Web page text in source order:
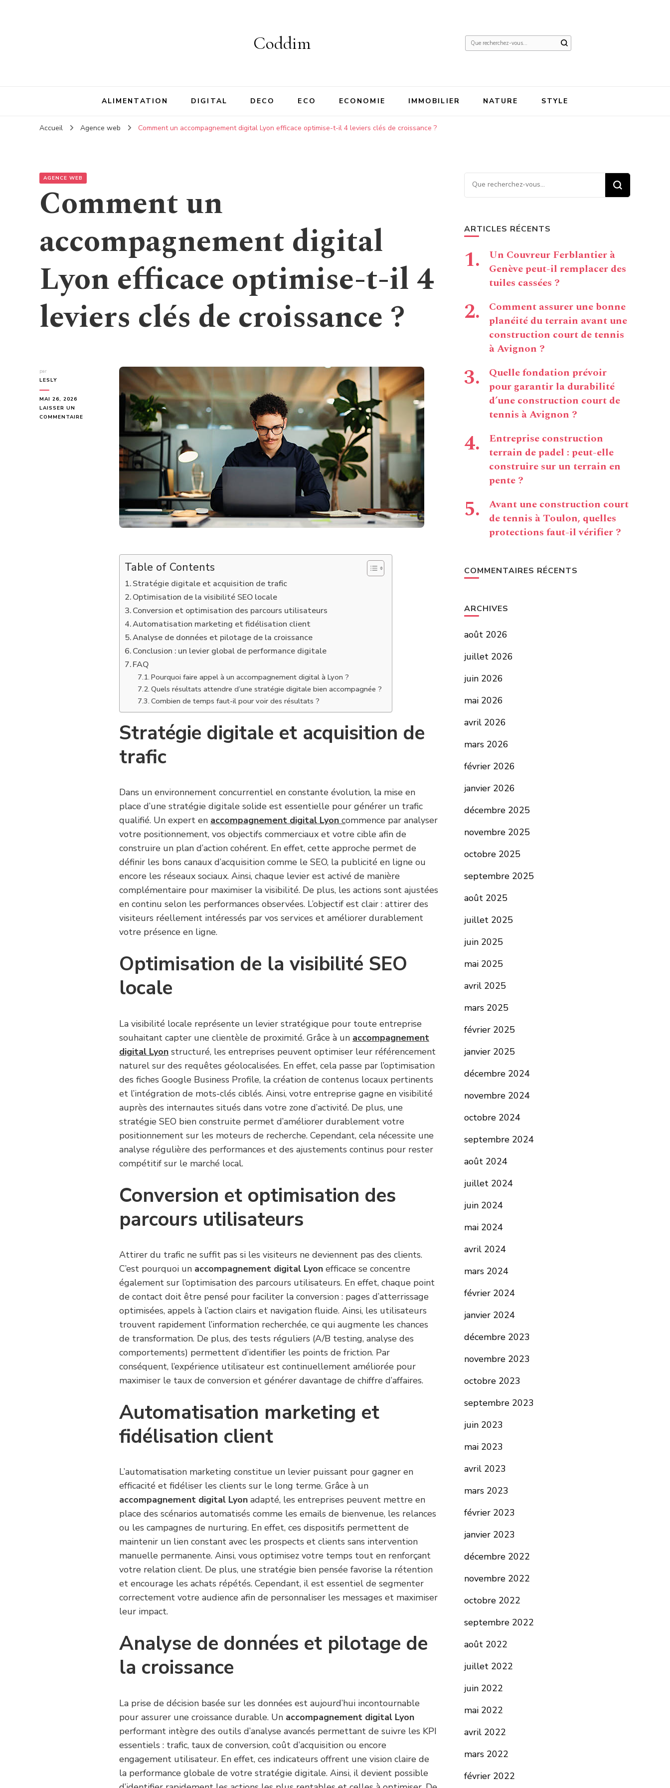
Coddim
Vous
ALIMENTATION DIGITAL DECO ECO ECONOMIE IMMOBILIER NATURE STYLE
Accueil Agence web Comment un accompagnement digital Lyon efficace optimise-t-il 4 leviers clés de croissance ?
AGENCE WEB
Comment un
accompagnement digital
Lyon efficace optimise-t-il 4
leviers clés de croissance ?
par
LESLY
MAI 26, 2026
LAISSER UN
COMMENTAIRE
ACCOMPAGNEMENT
Table of Contents
Stratégie digitale et acquisition de trafic
Optimisation de la visibilité SEO locale
Conversion et optimisation des parcours utilisateurs
Automatisation marketing et fidélisation client
Analyse de données et pilotage de la croissance
Conclusion : un levier global de performance digitale
FAQ
Pourquoi faire appel à un accompagnement digital à Lyon ?
Quels résultats attendre d’une stratégie digitale bien accompagnée ?
Combien de temps faut-il pour voir des résultats ?
Stratégie digitale et acquisition de
trafic
Dans un environnement concurrentiel en constante évolution, la mise en
place d’une stratégie digitale solide est essentielle pour générer un trafic
qualifié. Un expert en accompagnement digital Lyon commence par analyser
votre positionnement, vos objectifs commerciaux et votre cible afin de
construire un plan d’action cohérent. En effet, cette approche permet de
définir les bons canaux d’acquisition comme le SEO, la publicité en ligne ou
encore les réseaux sociaux. Ainsi, chaque levier est activé de manière
complémentaire pour maximiser la visibilité. De plus, les actions sont ajustées
en continu selon les performances observées. L’objectif est clair : attirer des
visiteurs réellement intéressés par vos services et améliorer durablement
votre présence en ligne.
Optimisation de la visibilité SEO
locale
La visibilité locale représente un levier stratégique pour toute entreprise
souhaitant capter une clientèle de proximité. Grâce à un accompagnement
digital Lyon structuré, les entreprises peuvent optimiser leur référencement
naturel sur des requêtes géolocalisées. En effet, cela passe par l’optimisation
des fiches Google Business Profile, la création de contenus locaux pertinents
et l’intégration de mots-clés ciblés. Ainsi, votre entreprise gagne en visibilité
auprès des internautes situés dans votre zone d’activité. De plus, une
stratégie SEO bien construite permet d’améliorer durablement votre
positionnement sur les moteurs de recherche. Cependant, cela nécessite une
analyse régulière des performances et des ajustements continus pour rester
compétitif sur le marché local.
Conversion et optimisation des
parcours utilisateurs
Attirer du trafic ne suffit pas si les visiteurs ne deviennent pas des clients.
C’est pourquoi un accompagnement digital Lyon efficace se concentre
également sur l’optimisation des parcours utilisateurs. En effet, chaque point
de contact doit être pensé pour faciliter la conversion : pages d’atterrissage
optimisées, appels à l’action clairs et navigation fluide. Ainsi, les utilisateurs
trouvent rapidement l’information recherchée, ce qui augmente les chances
de transformation. De plus, des tests réguliers (A/B testing, analyse des
comportements) permettent d’identifier les points de friction. Par
conséquent, l’expérience utilisateur est continuellement améliorée pour
maximiser le taux de conversion et générer davantage de chiffre d’affaires.
Automatisation marketing et
fidélisation client
L’automatisation marketing constitue un levier puissant pour gagner en
efficacité et fidéliser les clients sur le long terme. Grâce à un
accompagnement digital Lyon adapté, les entreprises peuvent mettre en
place des scénarios automatisés comme les emails de bienvenue, les relances
ou les campagnes de nurturing. En effet, ces dispositifs permettent de
maintenir un lien constant avec les prospects et clients sans intervention
manuelle permanente. Ainsi, vous optimisez votre temps tout en renforçant
votre relation client. De plus, une stratégie bien pensée favorise la rétention
et encourage les achats répétés. Cependant, il est essentiel de segmenter
correctement votre audience afin de personnaliser les messages et maximiser
leur impact.
Analyse de données et pilotage de
la croissance
La prise de décision basée sur les données est aujourd’hui incontournable
pour assurer une croissance durable. Un accompagnement digital Lyon
performant intègre des outils d’analyse avancés permettant de suivre les KPI
essentiels : trafic, taux de conversion, coût d’acquisition ou encore
engagement utilisateur. En effet, ces indicateurs offrent une vision claire de
la performance globale de votre stratégie digitale. Ainsi, il devient possible
Vous recherchiez quelque
chose ?
ARTICLES RÉCENTS
Un Couvreur Ferblantier à
Genève peut-il remplacer des
tuiles cassées ?
Comment assurer une bonne
planéité du terrain avant une
construction court de tennis
à Avignon ?
Quelle fondation prévoir
pour garantir la durabilité
d’une construction court de
tennis à Avignon ?
Entreprise construction
terrain de padel : peut-elle
construire sur un terrain en
pente ?
Avant une construction court
de tennis à Toulon, quelles
protections faut-il vérifier ?
COMMENTAIRES RÉCENTS
ARCHIVES
août 2026
juillet 2026
juin 2026
mai 2026
avril 2026
mars 2026
février 2026
janvier 2026
décembre 2025
novembre 2025
octobre 2025
septembre 2025
août 2025
juillet 2025
juin 2025
mai 2025
avril 2025
mars 2025
février 2025
janvier 2025
décembre 2024
novembre 2024
octobre 2024
septembre 2024
août 2024
juillet 2024
juin 2024
mai 2024
avril 2024
mars 2024
février 2024
janvier 2024
décembre 2023
novembre 2023
octobre 2023
septembre 2023
juin 2023
mai 2023
avril 2023
mars 2023
février 2023
janvier 2023
décembre 2022
novembre 2022
octobre 2022
septembre 2022
août 2022
juillet 2022
juin 2022
mai 2022
avril 2022
mars 2022
février 2022